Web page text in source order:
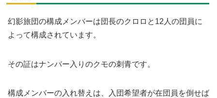
幻影旅団の構成メンバーは団長のクロロと12人の団員に
よって構成されています。
その証はナンバー入りのクモの刺青です。
構成メンバーの入れ替えは、入団希望者が在団員を倒せば